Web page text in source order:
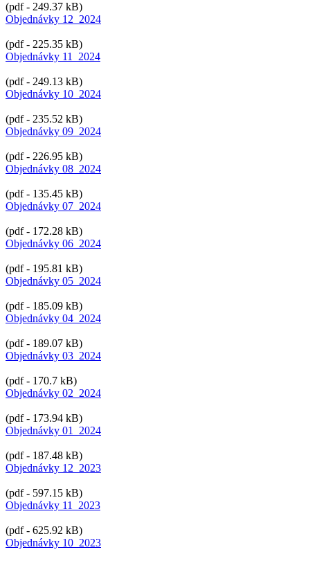
(pdf - 249.37 kB)
Objednávky 12_2024
(pdf - 225.35 kB)
Objednávky 11_2024
(pdf - 249.13 kB)
Objednávky 10_2024
(pdf - 235.52 kB)
Objednávky 09_2024
(pdf - 226.95 kB)
Objednávky 08_2024
(pdf - 135.45 kB)
Objednávky 07_2024
(pdf - 172.28 kB)
Objednávky 06_2024
(pdf - 195.81 kB)
Objednávky 05_2024
(pdf - 185.09 kB)
Objednávky 04_2024
(pdf - 189.07 kB)
Objednávky 03_2024
(pdf - 170.7 kB)
Objednávky 02_2024
(pdf - 173.94 kB)
Objednávky 01_2024
(pdf - 187.48 kB)
Objednávky 12_2023
(pdf - 597.15 kB)
Objednávky 11_2023
(pdf - 625.92 kB)
Objednávky 10_2023